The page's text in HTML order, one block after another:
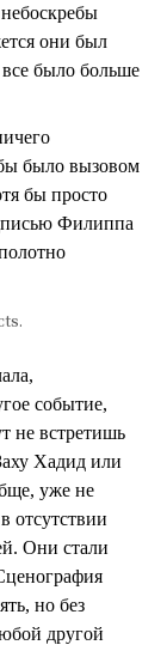
они был
все было больше
было вызовом
бы просто
Филиппа
событие,
не встретишь
Хадид или
уже не
отсутствии
Они стали
но без
другой